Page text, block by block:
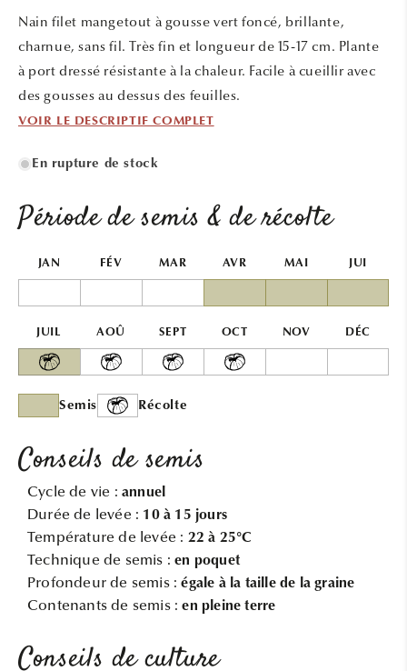
fenêtre
modale
Nain filet mangetout à gousse vert foncé, brillante,
charnue, sans fil. Très fin et longueur de 15-17 cm. Plante
à port dressé résistante à la chaleur. Facile à cueillir avec
des gousses au dessus des feuilles.
VOIR LE DESCRIPTIF COMPLET
En rupture de stock
Période de semis & de récolte
JAN FÉV MAR AVR MAI JUI
JUIL AOÛ SEPT OCT NOV DÉC
Semis Récolte
Conseils de semis
Cycle de vie : annuel
Durée de levée : 10 à 15 jours
Température de levée : 22 à 25°C
Technique de semis :en poquet
Profondeur de semis :égale à la taille de la graine
Contenants de semis :en pleine terre
Conseils de culture